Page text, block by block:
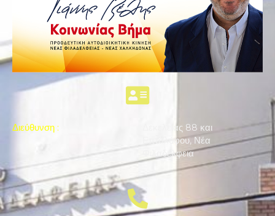
Διεύθυνση :
Δεκελείας 88 και
Επταλόφου, Νέα
Φιλαδέλφεια